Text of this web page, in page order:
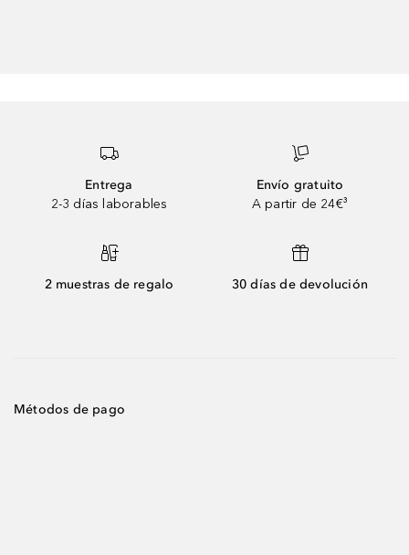
Entrega
2-3 días laborables
Envío gratuito
A partir de 24€³
2 muestras de regalo 30 días de devolución
Métodos de pago